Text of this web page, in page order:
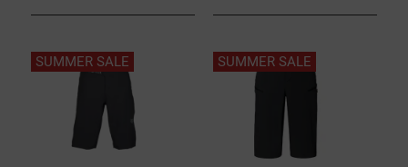
SUMMER SALE SUMMER SALE